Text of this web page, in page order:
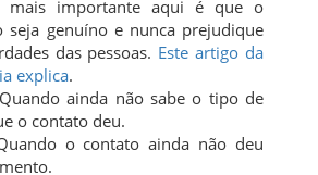
mais importante aqui é que o
seja genuíno e nunca prejudique
das pessoas. Este artigo da
explica.
ainda não sabe o tipo de
o contato deu.
o contato ainda não deu